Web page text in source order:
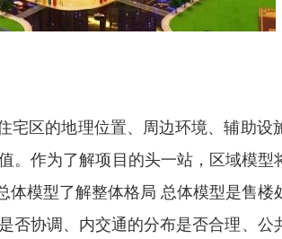
区的地理位置、周边环境、辅助设
作为了解项目的头一站，区域模型
模型了解整体格局 总体模型是售
协调、内交通的分布是否合理、